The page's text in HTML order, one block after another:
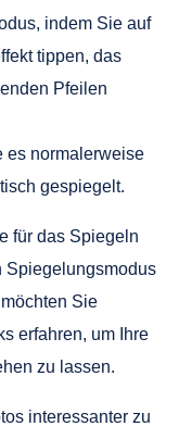
indem Sie auf
tippen, das
Pfeilen
es normalerweise
gespiegelt.
für das Spiegeln
Spiegelungsmodus
Sie
erfahren, um Ihre
zu lassen.
interessanter zu